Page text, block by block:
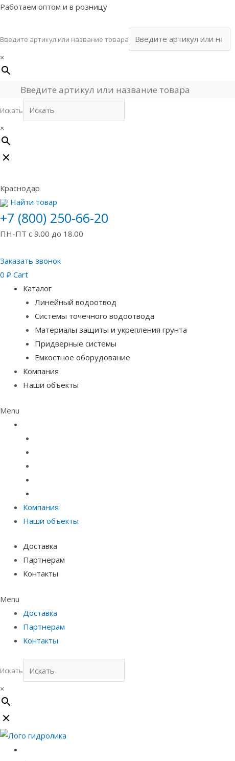
Перейти
Работаем оптом и в розницу
Введите артикул или название товара
×
Искать
×
Краснодар
Найти товар
+7 (800) 250-66-20
ПН-ПТ с 9.00 до 18.00
Заказать звонок
0 ₽ Cart
Каталог
Линейный водоотвод
Системы точечного водоотвода
Материалы защиты и укрепления грунта
Придверные системы
Емкостное оборудование
Компания
Наши объекты
Menu
Компания
Наши объекты
Доставка
Партнерам
Контакты
Menu
Доставка
Партнерам
Контакты
Искать
×